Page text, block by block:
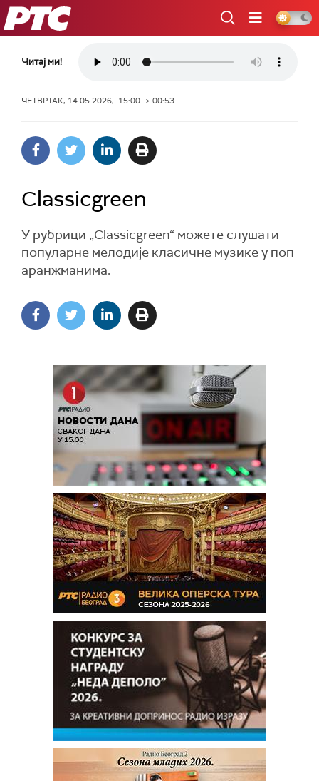
РТС
Читај ми!
ЧЕТВРТАК, 14.05.2026, 15:00 -> 00:53
Classicgreen
У рубрици „Classicgreen“ можете слушати
популарне мелодије класичне музике у поп
аранжманима.